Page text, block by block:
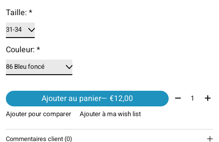
Taille: *
Couleur: *
Ajouter au panier — €12,00 Quantité:
Ajouter pour comparer Ajouter à ma wish list
Commentaires client (0)